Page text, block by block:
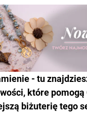
- tu
które pomogą
biżuterię tego